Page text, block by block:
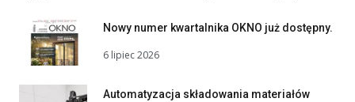
Nowy numer kwartalnika OKNO już dostępny.
6 lipiec 2026
Automatyzacja składowania materiałów